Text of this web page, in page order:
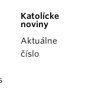
Katolícke
noviny
Aktuálne
číslo